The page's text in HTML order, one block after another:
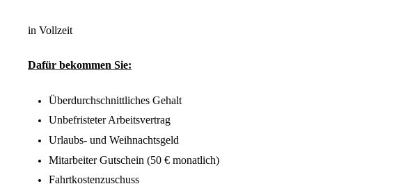
in Vollzeit
Dafür bekommen Sie:
Überdurchschnittliches Gehalt
Unbefristeter Arbeitsvertrag
Urlaubs- und Weihnachtsgeld
Mitarbeiter Gutschein (50 € monatlich)
Fahrtkostenzuschuss